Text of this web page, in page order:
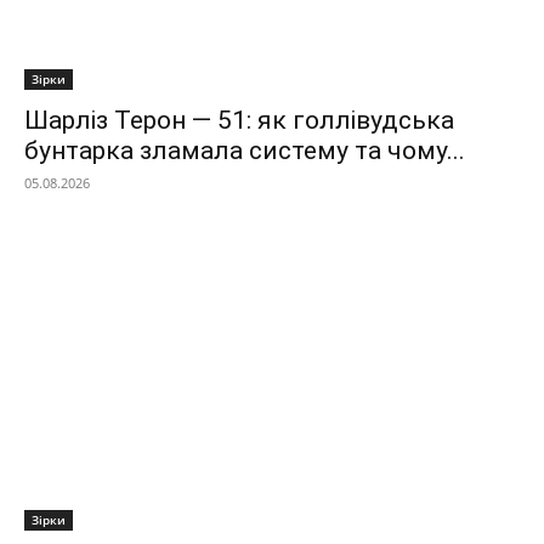
Зірки
Шарліз Терон — 51: як голлівудська
бунтарка зламала систему та чому...
05.08.2026
Зірки